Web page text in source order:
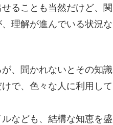
ることも当然だけど、関
理解が進んでいる状況な
、聞かれないとその知識
で、色々な人に利用して
なども、結構な知恵を盛